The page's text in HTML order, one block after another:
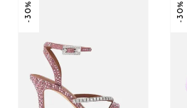
-30% -30%